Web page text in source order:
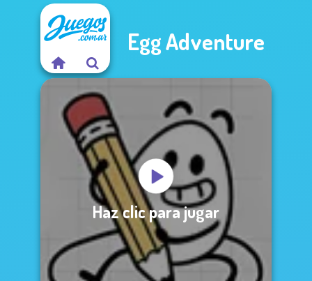
Egg Adventure
Haz clic para jugar